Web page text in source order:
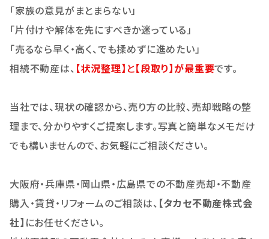
「家族の意見がまとまらない」
「片付けや解体を先にすべきか迷っている」
「売るなら早く・高く、でも揉めずに進めたい」
相続不動産は、 【状況整理】 と【段取り】が最重要です。
当社では、現状の確認から、売り方の比較、売却戦略の整
理まで、分かりやすくご提案します。写真と簡単なメモだけ
でも構いませんので、お気軽にご相談ください。
大阪府・兵庫県・岡山県・広島県での不動産売却・不動産
購入・賃貸・リフォームのご相談は、【タカセ不動産株式会
社】 にお任せください。